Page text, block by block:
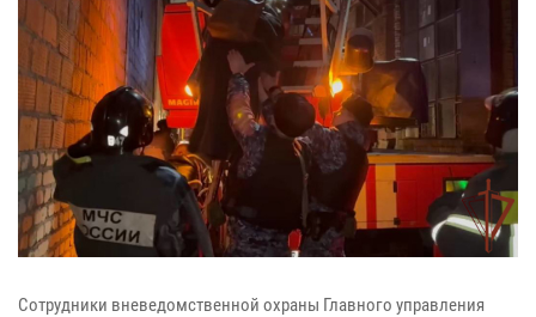
Сотрудники вневедомственной охраны Главного управления